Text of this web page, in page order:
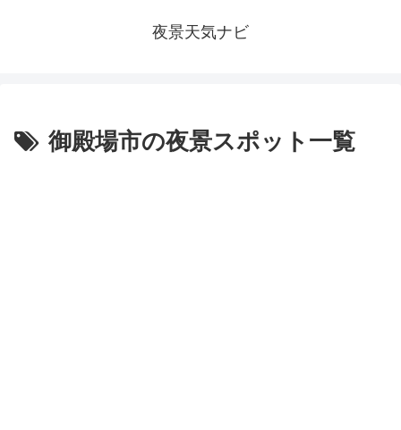
夜景天気ナビ
御殿場市の夜景スポット一覧